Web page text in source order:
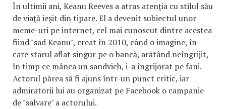
În ultimii ani, Keanu Reeves a atras atenţia cu stilul său
de viaţă ieşit din tipare. El a devenit subiectul unor
meme-uri pe internet, cel mai cunoscut dintre acestea
fiind "sad Keanu", creat în 2010, când o imagine, în
care starul aflat singur pe o bancă, arătând neîngrijit,
în timp ce mânca un sandvich, i-a îngrijorat pe fani.
Actorul părea să fi ajuns într-un punct critic, iar
admiratorii lui au organizat pe Facebook o campanie
de "salvare" a actorului.